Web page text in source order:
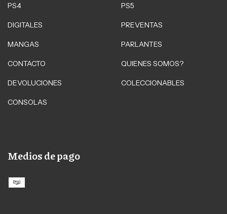
PS4 PS5
DIGITALES PREVENTAS
MANGAS PARLANTES
CONTACTO QUIENES SOMOS?
DEVOLUCIONES COLECCIONABLES
CONSOLAS
Medios de pago